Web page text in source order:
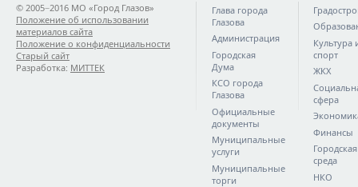
© 2005−2016 МО «Город Глазов»
Положение об использовании
материалов сайта
Положение о конфиденциальности
Старый сайт
Разработка: МИТТЕК
Глава города
Глазова
Администрация
Городская
Дума
КСО города
Глазова
Официальные
документы
Муниципальные
услуги
Муниципальные
торги
Культура
спорт
ЖКХ
сфера
Финансы
Городская
среда
НКО